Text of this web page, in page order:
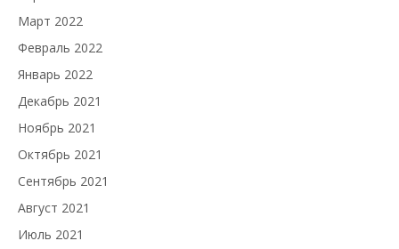
Март 2022
Февраль 2022
Январь 2022
Декабрь 2021
Ноябрь 2021
Октябрь 2021
Сентябрь 2021
Август 2021
Июль 2021